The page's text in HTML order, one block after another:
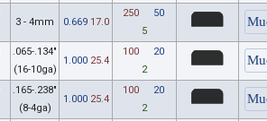
3 - 4mm 0.669 17.0
250
50
5
.065-.134"
(16-10ga)
1.000 25.4
100
20
2
.165-.238"
(8-4ga)
1.000 25.4
100
20
2